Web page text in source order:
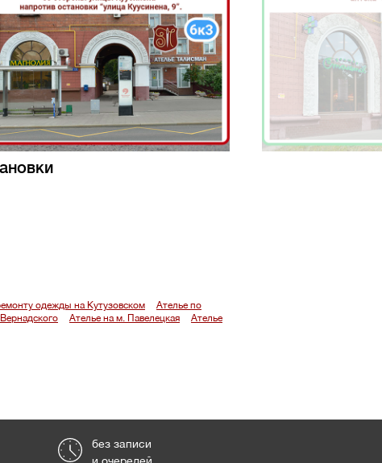
одежды на Кутузовском
Ателье по
Ателье на м. Павелецкая
Ателье
без записи